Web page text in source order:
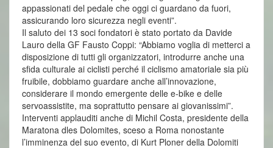
appassionati del pedale che oggi ci guardano da fuori,
assicurando loro sicurezza negli eventi”.
Il saluto dei 13 soci fondatori è stato portato da Davide
Lauro della GF Fausto Coppi: “Abbiamo voglia di metterci a
disposizione di tutti gli organizzatori, introdurre anche una
sfida culturale ai ciclisti perché il ciclismo amatoriale sia più
fruibile, dobbiamo guardare anche all’innovazione,
considerare il mondo emergente delle e-bike e delle
servoassistite, ma soprattutto pensare ai giovanissimi”.
Interventi applauditi anche di Michil Costa, presidente della
Maratona dles Dolomites, sceso a Roma nonostante
l’imminenza del suo evento, di Kurt Ploner della Dolomiti